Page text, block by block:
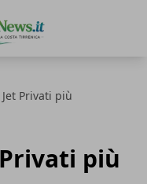
Privati più
più